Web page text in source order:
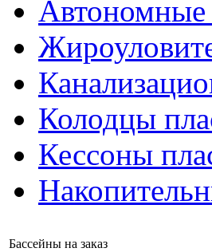
Автономные
Колодцы
Кессоны
Бассейны на заказ